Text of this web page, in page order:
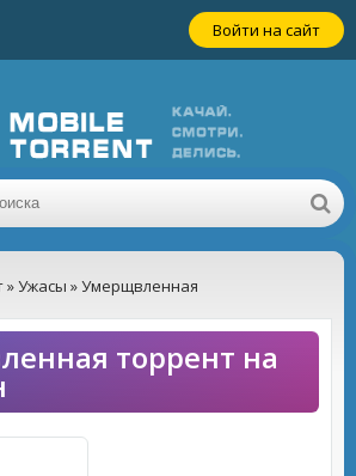
Войти на сайт
»Ужасы » Умерщвленная
торрент на